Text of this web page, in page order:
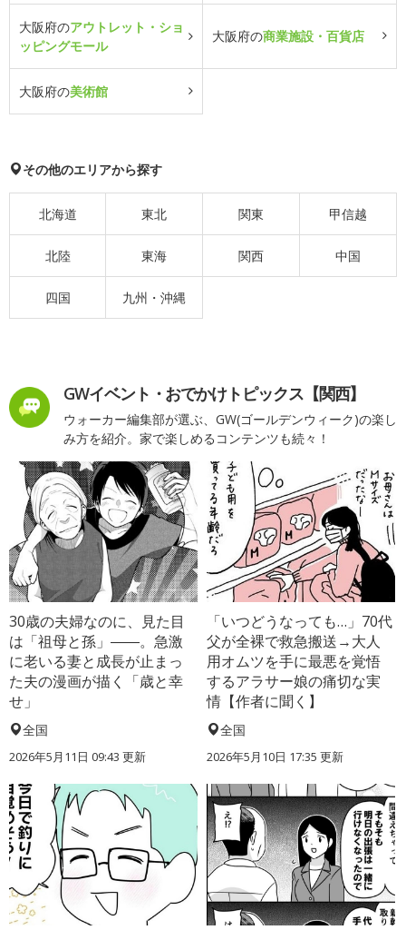
大阪府のアウトレット・ショ
ッピングモール
大阪府の商業施設・百貨店
大阪府の美術館
その他のエリアから探す
北海道 東北 関東 甲信越
北陸 東海 関西 中国
四国 九州・沖縄
GWイベント・おでかけトピックス【関西】
ウォーカー編集部が選ぶ、GW(ゴールデンウィーク)の楽し
み方を紹介。家で楽しめるコンテンツも続々！
30歳の夫婦なのに、見た目
は「祖母と孫」――。急激
に老いる妻と成長が止まっ
た夫の漫画が描く「歳と幸
せ」
全国
2026年5月11日 09:43 更新
「いつどうなっても…」70代
父が全裸で救急搬送→大人
用オムツを手に最悪を覚悟
するアラサー娘の痛切な実
情【作者に聞く】
全国
2026年5月10日 17:35 更新